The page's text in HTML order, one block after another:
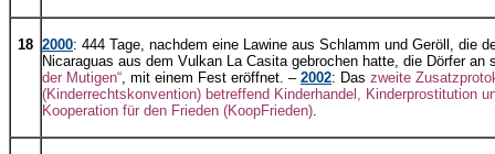
18 2000: 444 Tage, nachdem eine Lawine aus Schlamm und Geröll, die
Nicaraguas aus dem Vulkan La Casita gebrochen hatte, die Dörfer
der Mutigen“ , mit einem Fest eröffnet. – 2002: Das zweite
(Kinderrechtskonvention) betreffend Kinderhandel, Kinderprostitution
Kooperation für den Frieden (KoopFrieden)